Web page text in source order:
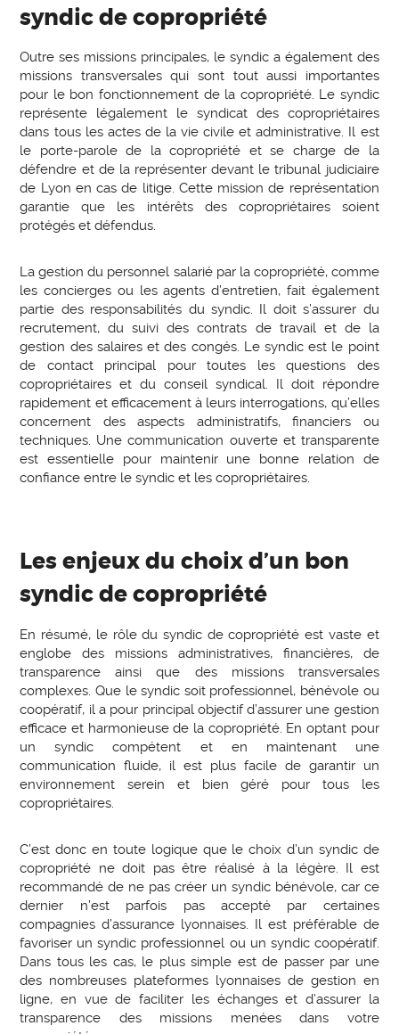
syndic de copropriété
Outre ses missions principales, le syndic a également des
missions transversales qui sont tout aussi importantes
pour le bon fonctionnement de la copropriété. Le syndic
représente légalement le syndicat des copropriétaires
dans tous les actes de la vie civile et administrative. Il est
le porte-parole de la copropriété et se charge de la
défendre et de la représenter devant le tribunal judiciaire
de Lyon en cas de litige. Cette mission de représentation
garantie que les intérêts des copropriétaires soient
protégés et défendus.
La gestion du personnel salarié par la copropriété, comme
les concierges ou les agents d’entretien, fait également
partie des responsabilités du syndic. Il doit s’assurer du
recrutement, du suivi des contrats de travail et de la
gestion des salaires et des congés. Le syndic est le point
de contact principal pour toutes les questions des
copropriétaires et du conseil syndical. Il doit répondre
rapidement et efficacement à leurs interrogations, qu’elles
concernent des aspects administratifs, financiers ou
techniques. Une communication ouverte et transparente
est essentielle pour maintenir une bonne relation de
confiance entre le syndic et les copropriétaires.
Les enjeux du choix d’un bon
syndic de copropriété
En résumé, le rôle du syndic de copropriété est vaste et
englobe des missions administratives, financières, de
transparence ainsi que des missions transversales
complexes. Que le syndic soit professionnel, bénévole ou
coopératif, il a pour principal objectif d’assurer une gestion
efficace et harmonieuse de la copropriété. En optant pour
un syndic compétent et en maintenant une
communication fluide, il est plus facile de garantir un
environnement serein et bien géré pour tous les
copropriétaires.
C’est donc en toute logique que le choix d’un syndic de
copropriété ne doit pas être réalisé à la légère. Il est
recommandé de ne pas créer un syndic bénévole, car ce
dernier n’est parfois pas accepté par certaines
compagnies d’assurance lyonnaises. Il est préférable de
favoriser un syndic professionnel ou un syndic coopératif.
Dans tous les cas, le plus simple est de passer par une
des nombreuses plateformes lyonnaises de gestion en
ligne, en vue de faciliter les échanges et d’assurer la
transparence des missions menées dans votre